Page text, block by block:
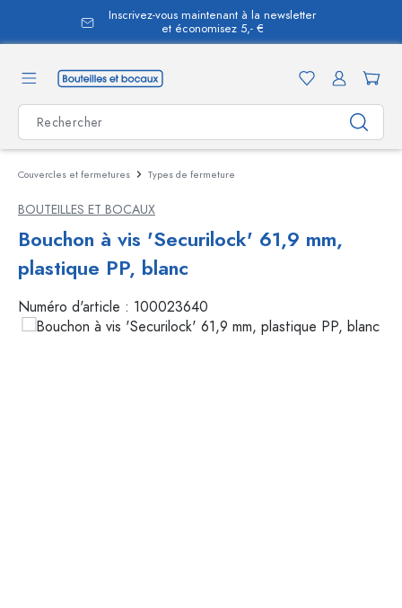
principal
Inscrivez-vous maintenant à la newsletter
et économisez 5,- €
Couvercles et fermetures Types de fermeture
BOUTEILLES ET BOCAUX
Bouchon à vis 'Securilock' 61,9 mm,
plastique PP, blanc
Numéro d'article : 100023640